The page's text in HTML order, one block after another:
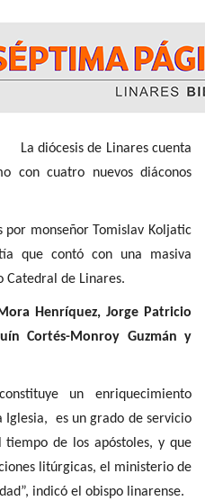
Linares cuenta
con cuatro nuevos diáconos
por monseñor Tomislav Koljatic
que contó con una masiva
Catedral de Linares.
Henríquez, Jorge Patricio
Cortés-Monroy Guzmán y
un enriquecimiento
es un grado de servicio
tiempo de los apóstoles, y que
litúrgicas, el ministerio de
indicó el obispo linarense.